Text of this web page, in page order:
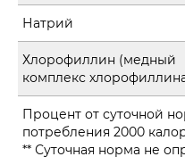
Натрий
Хлорофиллин (медный
комплекс
Процент от суточной
потребления 2000
** Суточная норма не